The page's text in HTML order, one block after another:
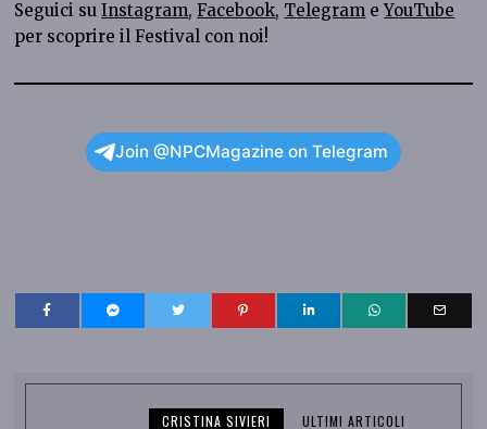
Seguici suInstagram,Facebook, Telegram eYouTube
per scoprire il Festival con noi!
Join @NPCMagazine on Telegram
CRISTINA SIVIERI ULTIMI ARTICOLI